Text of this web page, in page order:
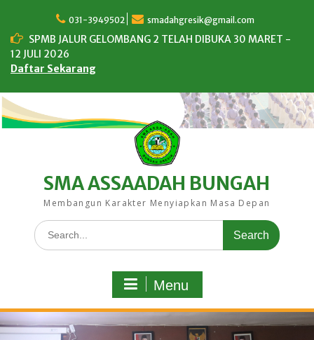
content
031-3949502 smadahgresik@gmail.com
SPMB JALUR GELOMBANG 2 TELAH DIBUKA 30 MARET -
12 JULI 2026
Daftar Sekarang
SMA ASSAADAH BUNGAH
Membangun Karakter Menyiapkan Masa Depan
Search
for:
Menu